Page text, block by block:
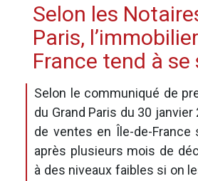
Selon les
Paris,
France tend à
Selon le communiqué de
du Grand Paris du 30
de ventes en Île-de-
après plusieurs mois de
à des niveaux faibles si on